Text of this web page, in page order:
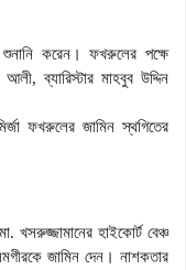
শুনানি করেন। ফখরুলের পক্ষে
ব্যারিস্টার মাহবুব উদ্দিন
ফখরুলের জামিন স্থগিতের
হাইকোর্ট বেঞ্চ
জামিন দেন। নাশকতার